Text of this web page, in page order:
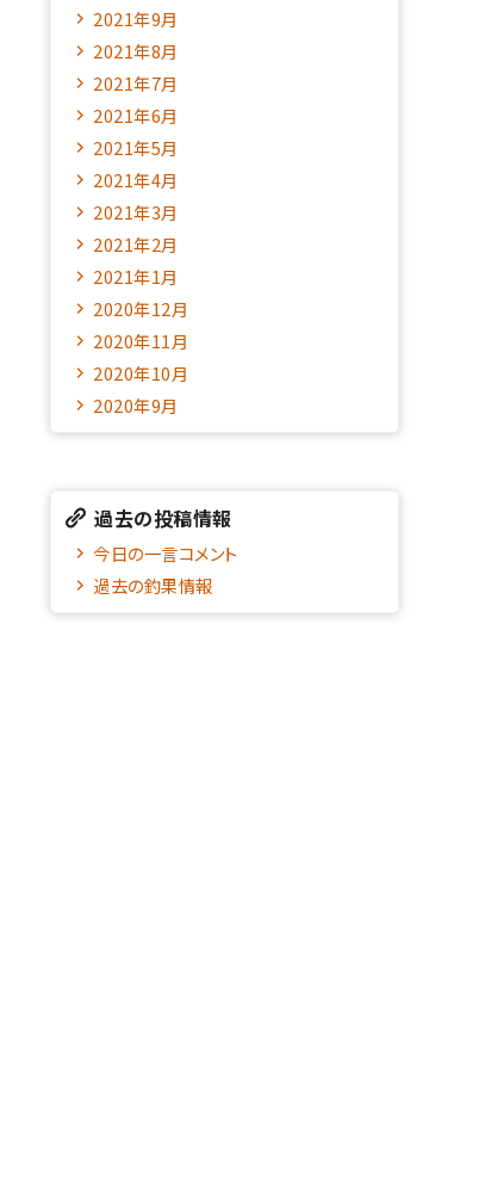
2021年9月
2021年8月
2021年7月
2021年6月
2021年5月
2021年4月
2021年3月
2021年2月
2021年1月
2020年12月
2020年11月
2020年10月
2020年9月
過去の投稿情報
今日の一言コメント
過去の釣果情報